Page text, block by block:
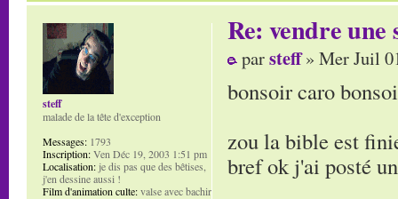
Re: vendre une
parsteff» Mer Juil
bonsoir caro
zou la bible est
bref ok j'ai posté
steff
malade de la tête d'exception
Messages: 1793
Inscription:Ven Déc 19, 2003 1:51 pm
Localisation:je dis pas que des bêtises,
j'en dessine aussi !
Film d'animation culte:valse avec bachir